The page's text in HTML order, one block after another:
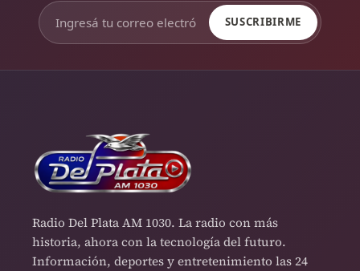
SUSCRIBIRME
Radio Del Plata AM 1030. La radio con más
historia, ahora con la tecnología del futuro.
Información, deportes y entretenimiento las 24